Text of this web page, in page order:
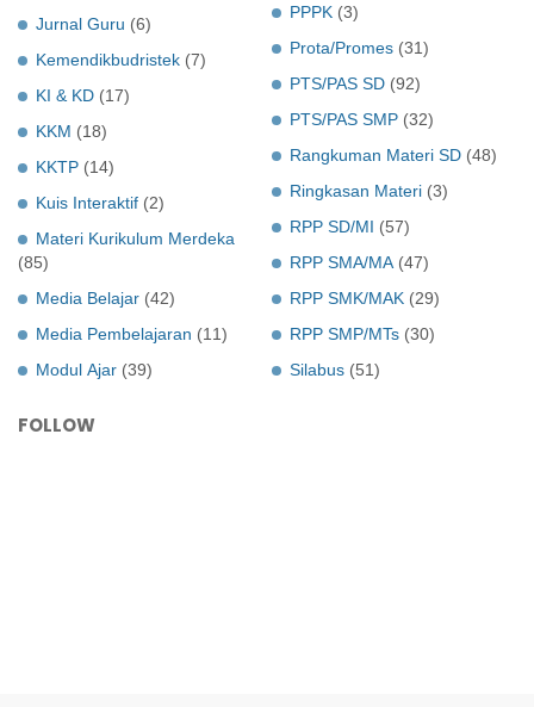
Jurnal Guru (6)
Kemendikbudristek (7)
KI & KD (17)
KKM (18)
KKTP (14)
Kuis Interaktif (2)
Materi Kurikulum Merdeka
(85)
Media Belajar (42)
Media Pembelajaran (11)
Modul Ajar (39)
PPPK (3)
Prota/Promes (31)
PTS/PAS SD (92)
PTS/PAS SMP (32)
Rangkuman Materi SD (48)
Ringkasan Materi (3)
RPP SD/MI (57)
RPP SMA/MA (47)
RPP SMK/MAK (29)
RPP SMP/MTs (30)
Silabus (51)
FOLLOW